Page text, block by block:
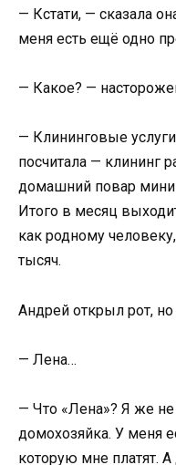
— Кстати, — сказала
меня есть ещё одно
— Какое? —
— Клининговые
посчитала — клининг
домашний повар
Итого в месяц
как родному
тысяч.
Андрей открыл рот,
— Лена…
— Что «Лена»? Я же
домохозяйка. У меня
которую мне платят.